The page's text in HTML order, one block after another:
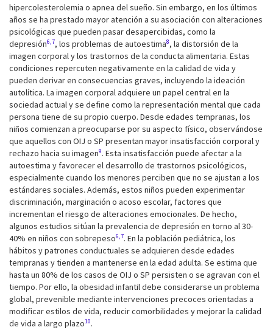
hipercolesterolemia o apnea del sueño. Sin embargo, en los últimos
años se ha prestado mayor atención a su asociación con alteraciones
psicológicas que pueden pasar desapercibidas, como la
depresión6,7, los problemas de autoestima8, la distorsión de la
imagen corporal y los trastornos de la conducta alimentaria. Estas
condiciones repercuten negativamente en la calidad de vida y
pueden derivar en consecuencias graves, incluyendo la ideación
autolítica. La imagen corporal adquiere un papel central en la
sociedad actual y se define como la representación mental que cada
persona tiene de su propio cuerpo. Desde edades tempranas, los
niños comienzan a preocuparse por su aspecto físico, observándose
que aquellos con OIJ o SP presentan mayor insatisfacción corporal y
rechazo hacia su imagen9. Esta insatisfacción puede afectar a la
autoestima y favorecer el desarrollo de trastornos psicológicos,
especialmente cuando los menores perciben que no se ajustan a los
estándares sociales. Además, estos niños pueden experimentar
discriminación, marginación o acoso escolar, factores que
incrementan el riesgo de alteraciones emocionales. De hecho,
algunos estudios sitúan la prevalencia de depresión en torno al 30-
40% en niños con sobrepeso6,7. En la población pediátrica, los
hábitos y patrones conductuales se adquieren desde edades
tempranas y tienden a mantenerse en la edad adulta. Se estima que
hasta un 80% de los casos de OIJ o SP persisten o se agravan con el
tiempo. Por ello, la obesidad infantil debe considerarse un problema
global, prevenible mediante intervenciones precoces orientadas a
modificar estilos de vida, reducir comorbilidades y mejorar la calidad
de vida a largo plazo10.